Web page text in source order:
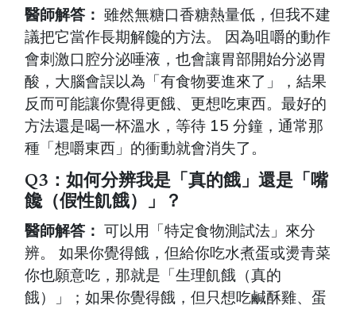
醫師解答： 雖然無糖口香糖熱量低，但我不建
議把它當作長期解饞的方法。 因為咀嚼的動作
會刺激口腔分泌唾液，也會讓胃部開始分泌胃
酸，大腦會誤以為「有食物要進來了」，結果
反而可能讓你覺得更餓、更想吃東西。最好的
方法還是喝一杯溫水，等待 15 分鐘，通常那
種「想嚼東西」的衝動就會消失了。
Q3：如何分辨我是「真的餓」還是「嘴
饞（假性飢餓）」？
醫師解答： 可以用「特定食物測試法」來分
辨。 如果你覺得餓，但給你吃水煮蛋或燙青菜
你也願意吃，那就是「生理飢餓（真的
餓）」；如果你覺得餓，但只想吃鹹酥雞、蛋